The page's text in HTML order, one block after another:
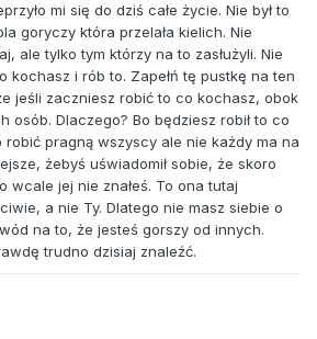
mi się do dziś całe życie. Nie był to
goryczy która przelała kielich. Nie
ale tylko tym którzy na to zasłużyli. Nie
kochasz i rób to. Zapełń tę pustkę na ten
jeśli zaczniesz robić to co kochasz, obok
osób. Dlaczego? Bo będziesz robił to co
pragną wszyscy ale nie każdy ma na
żebyś uświadomił sobie, że skoro
wcale jej nie znałeś. To ona tutaj
a nie Ty. Dlatego nie masz siebie o
na to, że jesteś gorszy od innych.
trudno dzisiaj znaleźć.